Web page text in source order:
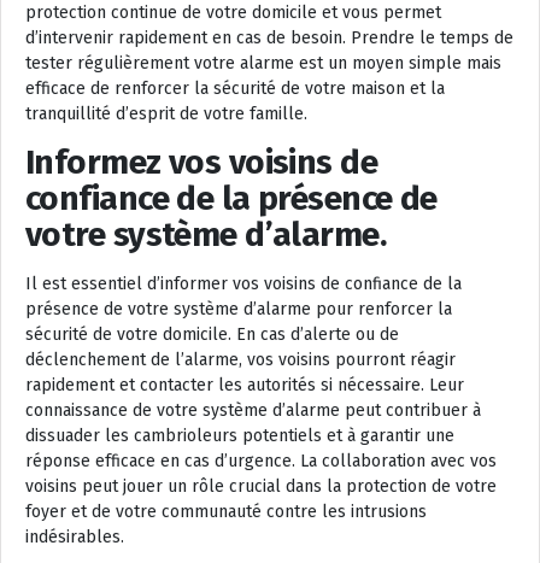
protection continue de votre domicile et vous permet
d’intervenir rapidement en cas de besoin. Prendre le temps de
tester régulièrement votre alarme est un moyen simple mais
efficace de renforcer la sécurité de votre maison et la
tranquillité d’esprit de votre famille.
Informez vos voisins de
confiance de la présence de
votre système d’alarme.
Il est essentiel d’informer vos voisins de confiance de la
présence de votre système d’alarme pour renforcer la
sécurité de votre domicile. En cas d’alerte ou de
déclenchement de l’alarme, vos voisins pourront réagir
rapidement et contacter les autorités si nécessaire. Leur
connaissance de votre système d’alarme peut contribuer à
dissuader les cambrioleurs potentiels et à garantir une
réponse efficace en cas d’urgence. La collaboration avec vos
voisins peut jouer un rôle crucial dans la protection de votre
foyer et de votre communauté contre les intrusions
indésirables.